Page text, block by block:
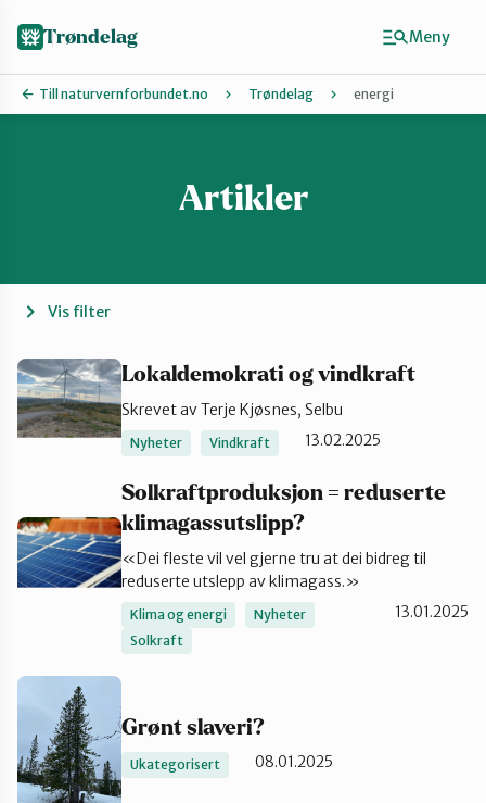
Hitra og Frøya
Inderøy
Levanger
Melhus
Namdalen
Orklaregionen
Røros og Holtålen
Selbu og Tydal
Trøndelag
Till naturvernforbundet.no Trøndelag energi
Artikler
Vis filter
Lokaldemokrati og vindkraft
Skrevet av Terje Kjøsnes, Selbu
Nyheter Vindkraft 13.02.2025
Solkraftproduksjon = reduserte
klimagassutslipp?
«Dei fleste vil vel gjerne tru at dei bidreg til
reduserte utslepp av klimagass.»
Klima og energi
Nyheter
Solkraft
13.01.2025
Grønt slaveri?
Ukategorisert 08.01.2025